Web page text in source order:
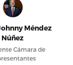
Méndez
Núñez
Cámara de